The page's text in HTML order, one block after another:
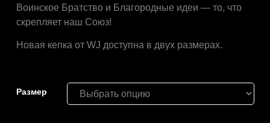
Воинское Братство и Благородные идеи — то, что
скрепляет наш Союз!
Новая кепка от WJ доступна в двух размерах.
Размер